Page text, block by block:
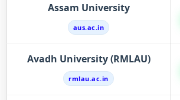
Assam University
aus.ac.in
Avadh University (RMLAU)
rmlau.ac.in